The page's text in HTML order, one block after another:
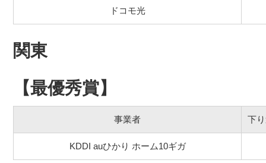
ドコモ光
関東
【最優秀賞】
事業者 下
KDDI auひかり ホーム10ギガ